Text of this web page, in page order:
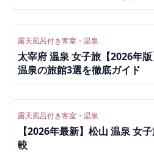
露天風呂付き客室・温泉
太宰府 温泉 女子旅【2026年
温泉の旅館3選を徹底ガイド
露天風呂付き客室・温泉
【2026年最新】松山 温泉 女
較